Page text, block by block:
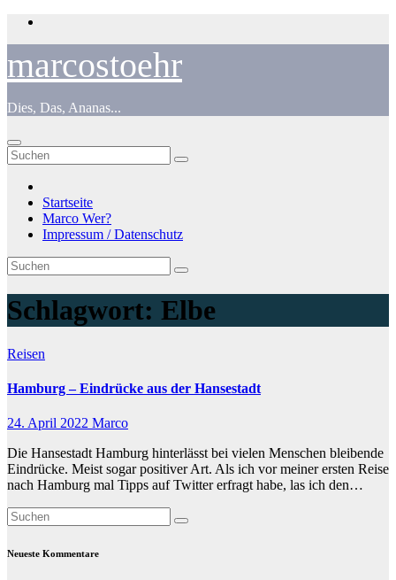
Zum
marcostoehr
Dies, Das, Ananas...
Startseite
Marco Wer?
Impressum / Datenschutz
Schlagwort: Elbe
Reisen
Hamburg – Eindrücke aus der Hansestadt
24. April 2022 Marco
Die Hansestadt Hamburg hinterlässt bei vielen Menschen bleibende
Eindrücke. Meist sogar positiver Art. Als ich vor meiner ersten Reise
nach Hamburg mal Tipps auf Twitter erfragt habe, las ich den…
Neueste Kommentare